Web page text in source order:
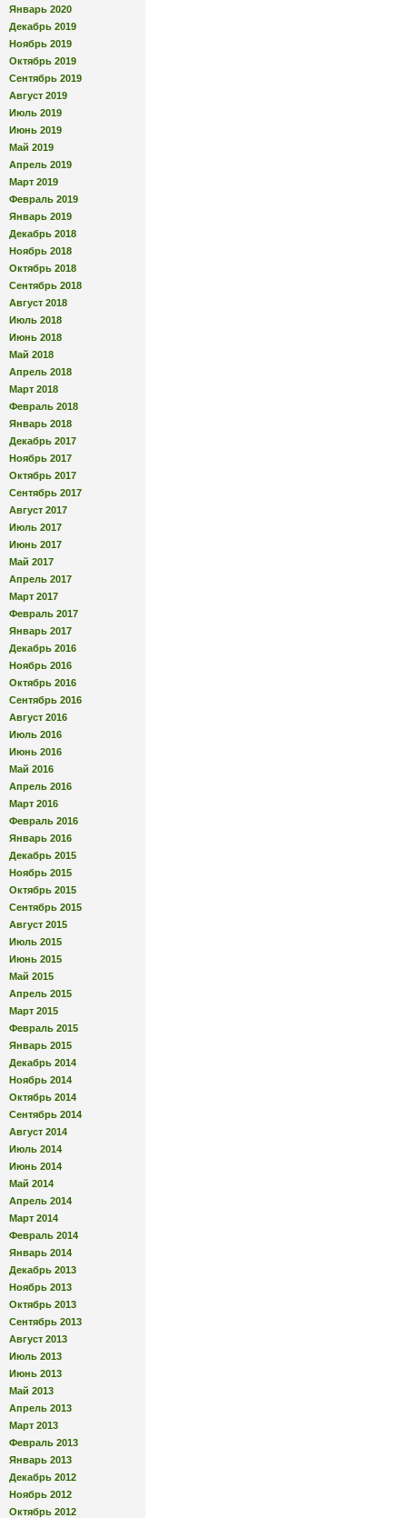
Январь 2020
Декабрь 2019
Ноябрь 2019
Октябрь 2019
Сентябрь 2019
Август 2019
Июль 2019
Июнь 2019
Май 2019
Апрель 2019
Март 2019
Февраль 2019
Январь 2019
Декабрь 2018
Ноябрь 2018
Октябрь 2018
Сентябрь 2018
Август 2018
Июль 2018
Июнь 2018
Май 2018
Апрель 2018
Март 2018
Февраль 2018
Январь 2018
Декабрь 2017
Ноябрь 2017
Октябрь 2017
Сентябрь 2017
Август 2017
Июль 2017
Июнь 2017
Май 2017
Апрель 2017
Март 2017
Февраль 2017
Январь 2017
Декабрь 2016
Ноябрь 2016
Октябрь 2016
Сентябрь 2016
Август 2016
Июль 2016
Июнь 2016
Май 2016
Апрель 2016
Март 2016
Февраль 2016
Январь 2016
Декабрь 2015
Ноябрь 2015
Октябрь 2015
Сентябрь 2015
Август 2015
Июль 2015
Июнь 2015
Май 2015
Апрель 2015
Март 2015
Февраль 2015
Январь 2015
Декабрь 2014
Ноябрь 2014
Октябрь 2014
Сентябрь 2014
Август 2014
Июль 2014
Июнь 2014
Май 2014
Апрель 2014
Март 2014
Февраль 2014
Январь 2014
Декабрь 2013
Ноябрь 2013
Октябрь 2013
Сентябрь 2013
Август 2013
Июль 2013
Июнь 2013
Май 2013
Апрель 2013
Март 2013
Февраль 2013
Январь 2013
Декабрь 2012
Ноябрь 2012
Октябрь 2012